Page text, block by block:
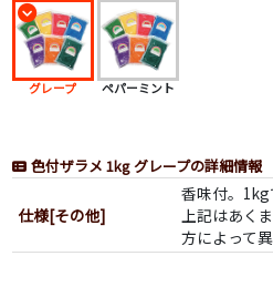
グレープ ペパーミント
色付ザラメ 1kg グレープの詳細情報
仕様[その他]
香味付。1kg
上記はあく
方によって異